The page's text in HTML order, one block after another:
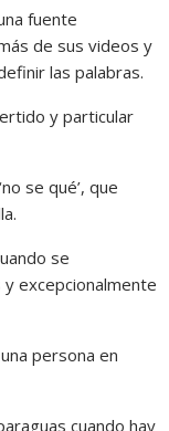
fuente
de sus videos y
las palabras.
y particular
se qué’, que
se
excepcionalmente
persona en
cuando hay